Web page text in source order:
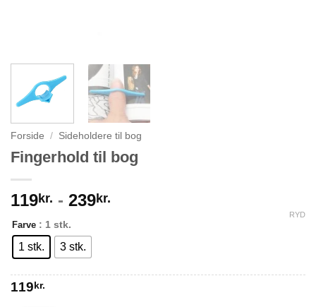
Forside / Sideholdere til bog
Fingerhold til bog
119kr. - 239kr.
Farve : 1 stk.
1 stk. 3 stk.
RYD
119kr.